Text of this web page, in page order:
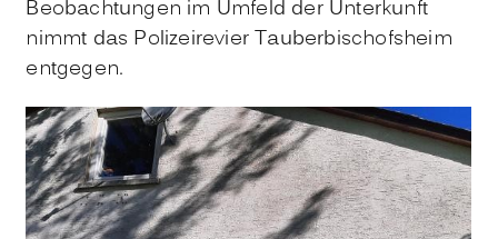
Beobachtungen im Umfeld der Unterkunft
nimmt das Polizeirevier Tauberbischofsheim
entgegen.